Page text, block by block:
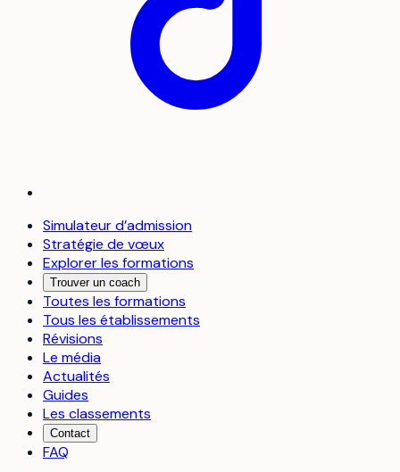
Simulateur d’admission
Stratégie de vœux
Explorer les formations
Trouver un coach
Toutes les formations
Tous les établissements
Révisions
Le média
Actualités
Guides
Les classements
Contact
FAQ